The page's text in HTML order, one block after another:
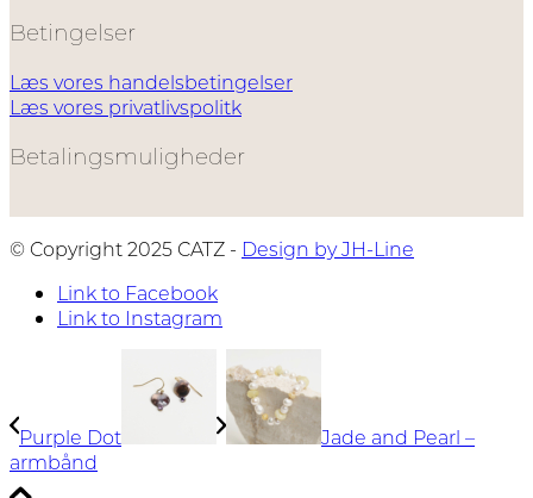
Betingelser
Læs vores handelsbetingelser
Læs vores privatlivspolitk
Betalingsmuligheder
© Copyright 2025 CATZ - Design by JH-Line
Link to Facebook
Link to Instagram
Purple Dot
Jade and Pearl –
armbånd